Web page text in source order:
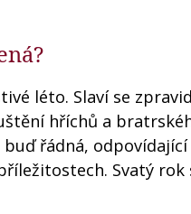
léto. Slaví se
hříchů a
řádná,
Svatý rok